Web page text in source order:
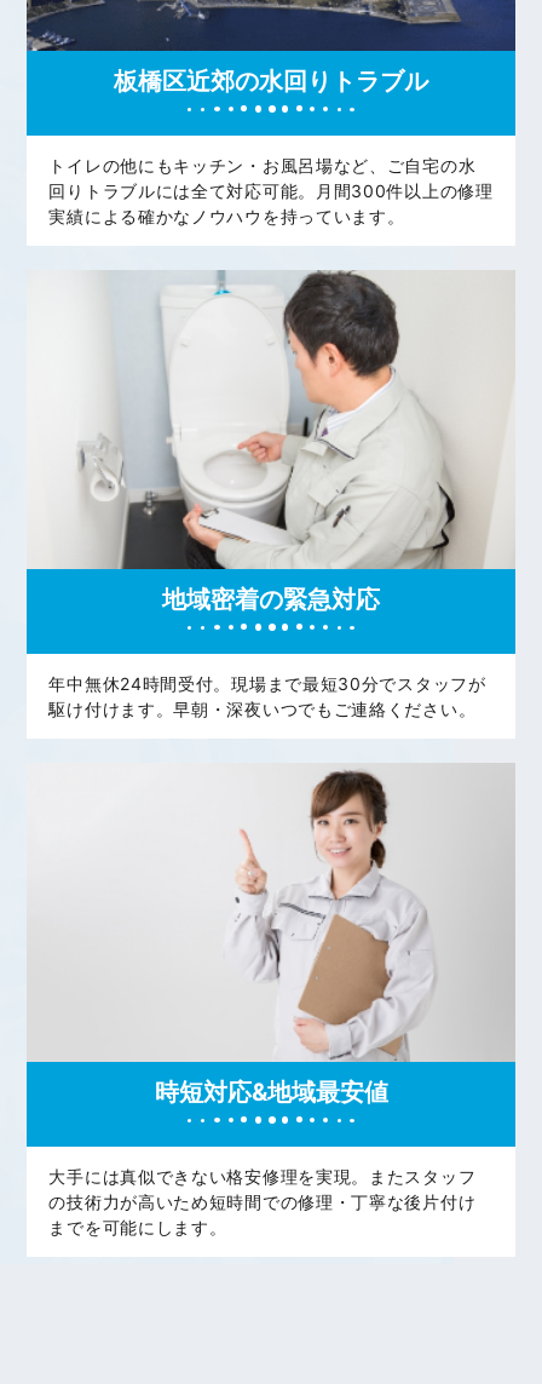
板橋区近郊の水回りトラブル
トイレの他にもキッチン・お風呂場など、ご自宅の水
回りトラブルには全て対応可能。月間300件以上の修理
実績による確かなノウハウを持っています。
地域密着の緊急対応
年中無休24時間受付。現場まで最短30分でスタッフが
駆け付けます。早朝・深夜いつでもご連絡ください。
時短対応&地域最安値
大手には真似できない格安修理を実現。またスタッフ
の技術力が高いため短時間での修理・丁寧な後片付け
までを可能にします。